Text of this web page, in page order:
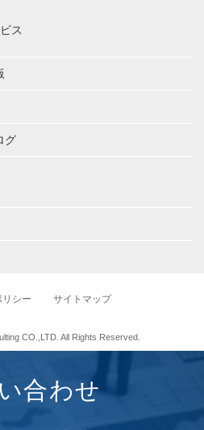
ス
グ
シー サイトマップ
CO.,LTD. All Rights Reserved.
合わせ